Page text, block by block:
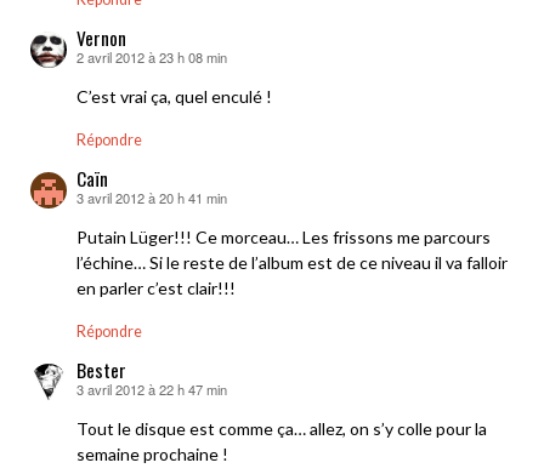
Vernon
dit :
2 avril 2012 à 23 h 08 min
C’est vrai ça, quel enculé !
Répondre
Caïn
dit :
3 avril 2012 à 20 h 41 min
Putain Lüger!!! Ce morceau… Les frissons me parcours
l’échine… Si le reste de l’album est de ce niveau il va falloir
en parler c’est clair!!!
Répondre
Bester
dit :
3 avril 2012 à 22 h 47 min
Tout le disque est comme ça… allez, on s’y colle pour la
semaine prochaine !